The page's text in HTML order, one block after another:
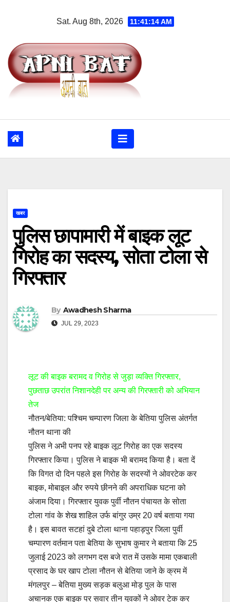
Sat. Aug 8th, 2026 11:41:14 AM
खबर
पुलिस छापामारी में बाइक लूट
गिरोह का सदस्य, सोता टोला से
गिरफ्तार
By Awadhesh Sharma
JUL 29, 2023
लूट की बाइक बरामद व गिरोह से जुड़ा व्यक्ति गिरफ्तार,
पुछताछ उपरांत निशानदेही पर अन्य की गिरफ्तारी को अभियान
तेज
नौतन/बेतिया: पश्चिम चम्पारण जिला के बेतिया पुलिस अंतर्गत
नौतन थाना की
पुलिस ने अभी पनप रहे बाइक लूट गिरोह का एक सदस्य
गिरफ्तार किया। पुलिस ने बाइक भी बरामद किया है। बता दें
कि विगत दो दिन पहले इस गिरोह के सदस्यों ने ओवरटेक कर
बाइक, मोबाइल और रुपये छीनने की अपराधिक घटना को
अंजाम दिया। गिरफ्तार युवक पुर्वी नौतन पंचायत के सोता
टोला गांव के शेख शाहिल उर्फ बांगुर उम्र 20 वर्ष बताया गया
है। इस बावत सटहां दुबे टोला थाना पहाड़पुर जिला पुर्वी
चम्पारण वर्तमान पता बेतिया‌ के सुभाष कुमार ने बताया कि 25
जुलाई 2023 को लगभग दस बजे रात में उसके मामा एकबाली
प्रसाद के घर खाप टोला नौतन से बेतिया जाने के क्रम में
मंगलपुर – बेतिया मुख्य सड़क बलुआ मोड़ पुल के पास
अचानक एक बाइक पर सवार तीन युवकों ने ओवर टेक कर